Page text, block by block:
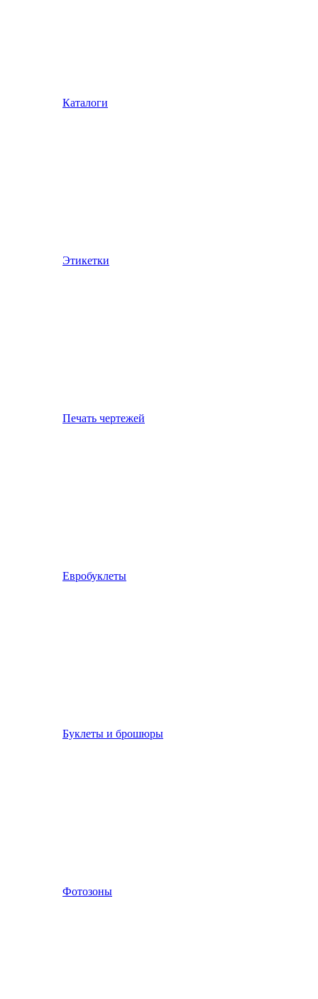
Каталоги
Этикетки
Печать чертежей
Евробуклеты
Буклеты и брошюры
Фотозоны